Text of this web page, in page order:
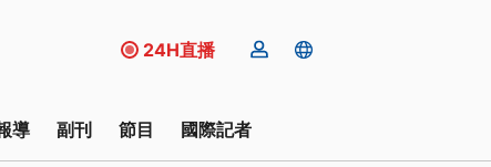
24H直播
導 副刊 節目 國際記者